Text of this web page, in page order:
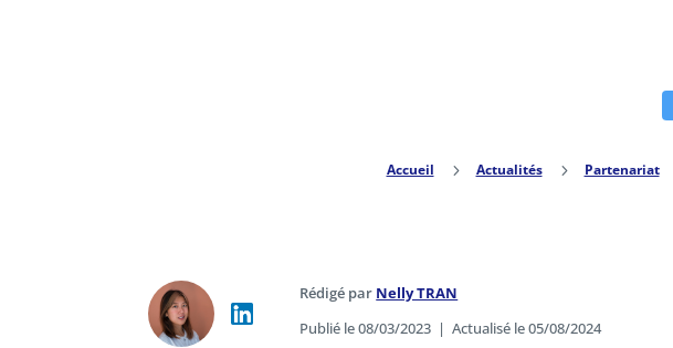
Accueil 5 Actualités 5 Partenariat
Rédigé par Nelly TRAN
Publié le 08/03/2023 |Actualisé le 05/08/2024